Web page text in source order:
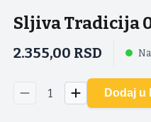
Sljiva Tradicija
2.355,00 RSD
1 Dodaj u